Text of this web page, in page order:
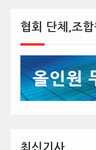
협회 단체,조
최신기사